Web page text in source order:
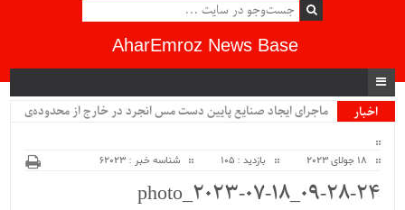
AharEmroz News Base
اخبار
ماجرای ایجاد صنایع پایین دست مس انجرد در خارج از محدوده‌ی
بازدید : 105 شناسه خبر : 62023
photo_2023-07-18_09-28-24